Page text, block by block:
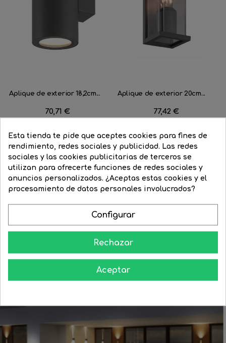
Aplique de exterior 18,2cm...
Precio
70,71 €
COMPRAR  
Aplique de exterior 20cm...
Precio
77,42 €
COMPRAR  
Aprende como darle a tu casa todo el esplendor en las noches
Esta tienda te pide que aceptes cookies para fines de
rendimiento, redes sociales y publicidad. Las redes
sociales y las cookies publicitarias de terceros se
utilizan para ofrecerte funciones de redes sociales y
anuncios personalizados. ¿Aceptas estas cookies y el
procesamiento de datos personales involucrados?
Configurar
Rechazar
Aceptar